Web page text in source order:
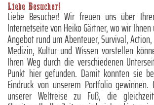
Liebe Besucher!
Liebe Besucher! Wir freuen uns über
Internetseite von Heiko Gärtner, wo wir
Angebot rund um Abenteuer, Survival,
Medizin, Kultur und Wissen vorstellen
Ihren Weg durch die verschiedenen
Punkt hier gefunden. Damit konnten sie
Eindruck von unserem Portfolio
unserer Weltreise zu Fuß, die